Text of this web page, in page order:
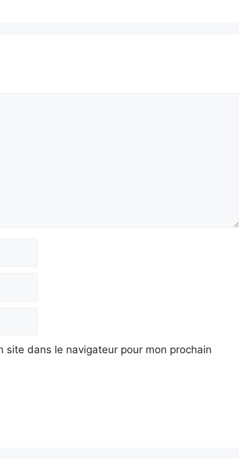
site dans le navigateur pour mon prochain